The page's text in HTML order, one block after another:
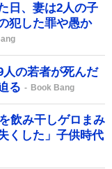
日、妻は2人の子
犯した罪や愚か
の若者が死んだ
る
Book Bang
飲み干しゲロまみ
くした」子供時代